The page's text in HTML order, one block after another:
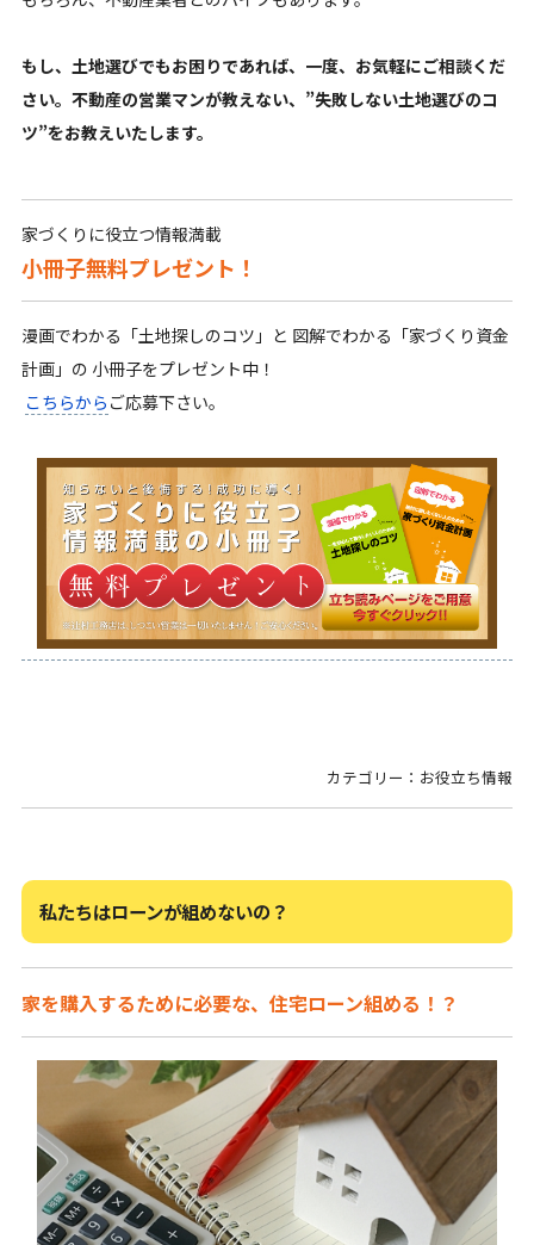
もし、土地選びでもお困りであれば、一度、お気軽にご相談くだ
さい。不動産の営業マンが教えない、”失敗しない土地選びのコ
ツ”をお教えいたします。
家づくりに役立つ情報満載
小冊子無料プレゼント！
漫画でわかる「土地探しのコツ」と 図解でわかる「家づくり資金
計画」の 小冊子をプレゼント中！
こちらから ご応募下さい。
カテゴリー：お役立ち情報
私たちはローンが組めないの？
家を購入するために必要な、住宅ローン組める！？